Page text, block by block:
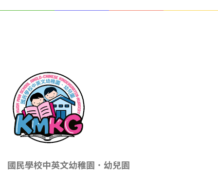
國民學校中英文幼稚園．幼兒園